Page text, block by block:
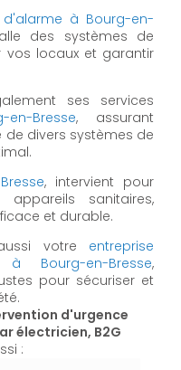
à Bourg-en-
des systèmes de
vos locaux et garantir
ses services
Bresse, assurant
de divers systèmes de
, intervient pour
sanitaires,
et durable.
votre entreprise
Bourg-en-Bresse,
pour sécuriser et
d'urgence
électricien, B2G
: